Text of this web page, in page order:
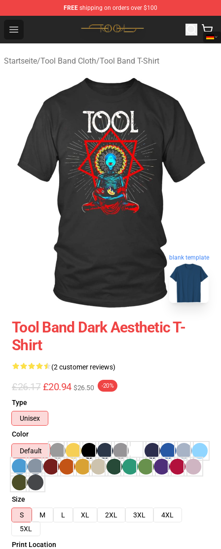
FREE shipping on orders over $100
Open menu
Tool Store - Official Tool Merchandise Shop
Startseite/Tool Band Cloth/Tool Band T-Shirt
blank template
Tool Band Dark Aesthetic T-
Shirt
(2 customer reviews)
£26.17 £20.94 $26.50 -20%
Type
Unisex
Color
Default
Size
S
M L XL 2XL 3XL
4XL
5XL
Print Location